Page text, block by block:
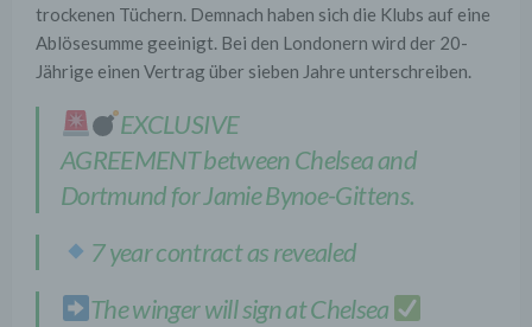
trockenen Tüchern. Demnach haben sich die Klubs auf eine
Ablösesumme geeinigt. Bei den Londonern wird der 20-
Jährige einen Vertrag über sieben Jahre unterschreiben.
EXCLUSIVE
AGREEMENT between Chelsea and
Dortmund for Jamie Bynoe-Gittens.
7 year contract as revealed
The winger will sign at Chelsea